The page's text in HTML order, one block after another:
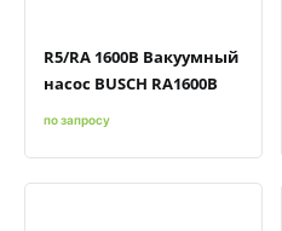
R5/RA 1600B Вакуумный
насос BUSCH RA1600B
по запросу